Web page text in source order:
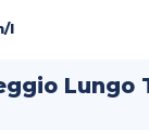
l
Lungo